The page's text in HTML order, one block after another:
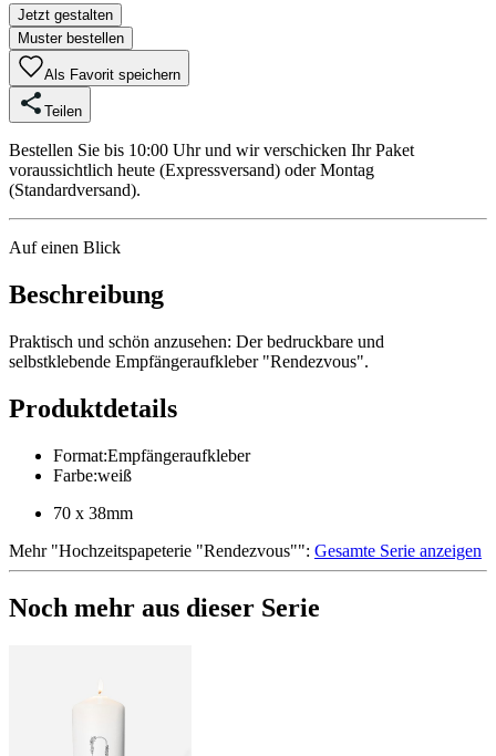
Jetzt gestalten
Muster bestellen
Als Favorit speichern
Teilen
Bestellen Sie bis 10:00 Uhr und wir verschicken Ihr Paket
voraussichtlich heute (Expressversand) oder Montag
(Standardversand).
Auf einen Blick
Beschreibung
Praktisch und schön anzusehen: Der bedruckbare und
selbstklebende Empfängeraufkleber "Rendezvous".
Produktdetails
Format:Empfängeraufkleber
Farbe:weiß
70 x 38mm
Mehr"Hochzeitspapeterie "Rendezvous"": Gesamte Serie anzeigen
Noch mehr aus dieser Serie